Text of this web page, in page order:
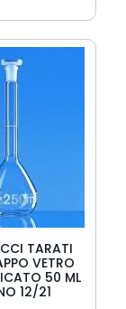
TARATI
VETRO
50 ML
12/21